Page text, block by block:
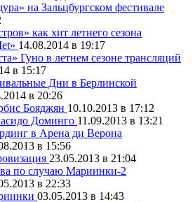
на Зальцбургском фестивале
как хит летнего сезона
14.08.2014 в 19:17
Гуно в летнем сезоне трансляций
в 15:17
Дни в Берлинской
в 20:26
Бояджян 10.10.2013 в 17:12
Доминго 11.09.2013 в 13:21
в Арена ди Верона
в 15:56
23.05.2013 в 21:04
по случаю Мариинки-2
в 22:33
03.05.2013 в 14:43